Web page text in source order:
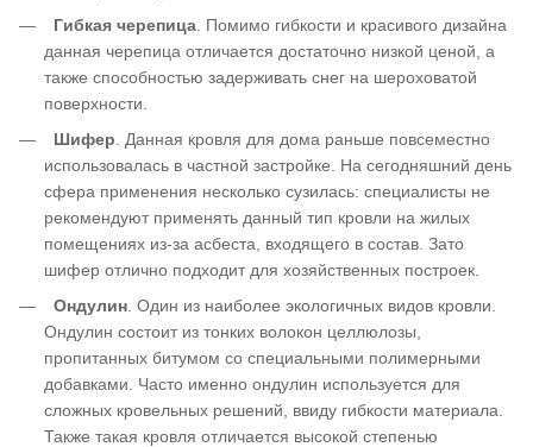
Гибкая черепица . Помимо гибкости и красивого дизайна
данная черепица отличается достаточно низкой ценой, а
также способностью задерживать снег на шероховатой
поверхности.
Шифер . Данная кровля для дома раньше повсеместно
использовалась в частной застройке. На сегодняшний день
сфера применения несколько сузилась: специалисты не
рекомендуют применять данный тип кровли на жилых
помещениях из-за асбеста, входящего в состав. Зато
шифер отлично подходит для хозяйственных построек.
Ондулин . Один из наиболее экологичных видов кровли.
Ондулин состоит из тонких волокон целлюлозы,
пропитанных битумом со специальными полимерными
добавками. Часто именно ондулин используется для
сложных кровельных решений, ввиду гибкости материала.
Также такая кровля отличается высокой степенью